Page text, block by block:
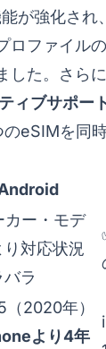
が強化され
ロファイル
した。さらに
ィブサポー
eSIMを同
カー・モデ
り対応状況
ラ
2020年）
より4年